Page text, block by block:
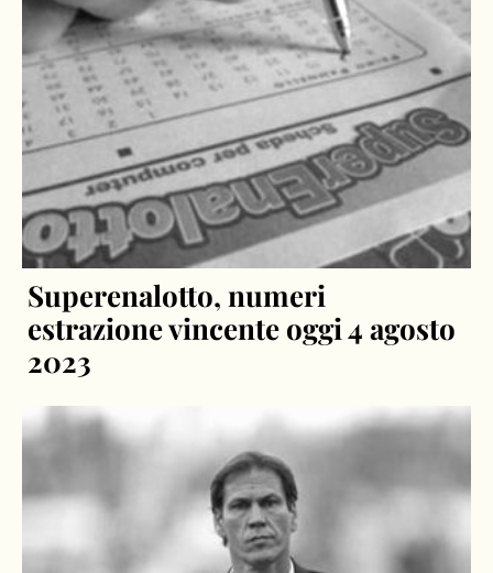
Superenalotto, numeri
estrazione vincente oggi 4 agosto
2023